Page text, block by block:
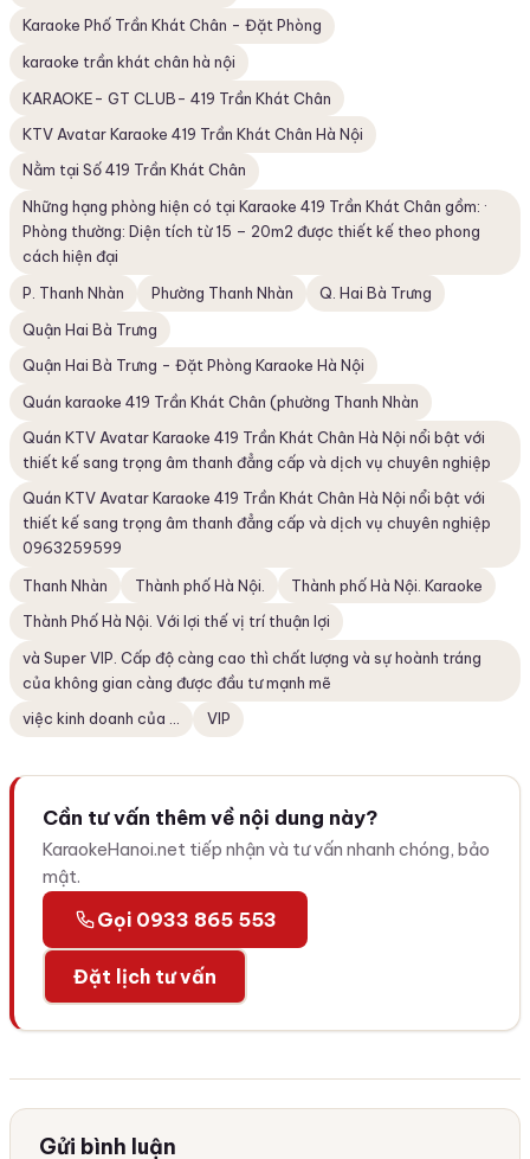
Karaoke Phố Trần Khát Chân - Đặt Phòng
karaoke trần khát chân hà nội
KARAOKE- GT CLUB- 419 Trần Khát Chân
KTV Avatar Karaoke 419 Trần Khát Chân Hà Nội
Nằm tại Số 419 Trần Khát Chân
Những hạng phòng hiện có tại Karaoke 419 Trần Khát Chân gồm: ·
Phòng thường: Diện tích từ 15 – 20m2 được thiết kế theo phong
cách hiện đại
P. Thanh Nhàn
Phường Thanh Nhàn
Q. Hai Bà Trưng
Quận Hai Bà Trưng
Quận Hai Bà Trưng - Đặt Phòng Karaoke Hà Nội
Quán karaoke 419 Trần Khát Chân (phường Thanh Nhàn
Quán KTV Avatar Karaoke 419 Trần Khát Chân Hà Nội nổi bật với
thiết kế sang trọng âm thanh đẳng cấp và dịch vụ chuyên nghiệp
Quán KTV Avatar Karaoke 419 Trần Khát Chân Hà Nội nổi bật với
thiết kế sang trọng âm thanh đẳng cấp và dịch vụ chuyên nghiệp
0963259599
Thanh Nhàn
Thành phố Hà Nội.
Thành phố Hà Nội. Karaoke
Thành Phố Hà Nội. Với lợi thế vị trí thuận lợi
và Super VIP. Cấp độ càng cao thì chất lượng và sự hoành tráng
của không gian càng được đầu tư mạnh mẽ
việc kinh doanh của ...
VIP
Cần tư vấn thêm về nội dung này?
KaraokeHanoi.net tiếp nhận và tư vấn nhanh chóng, bảo
mật.
Gọi 0933 865 553
Đặt lịch tư vấn
Gửi bình luận